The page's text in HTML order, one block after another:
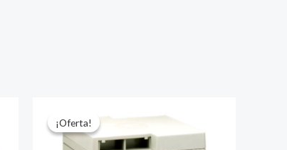
¡Oferta!
¡Oferta!